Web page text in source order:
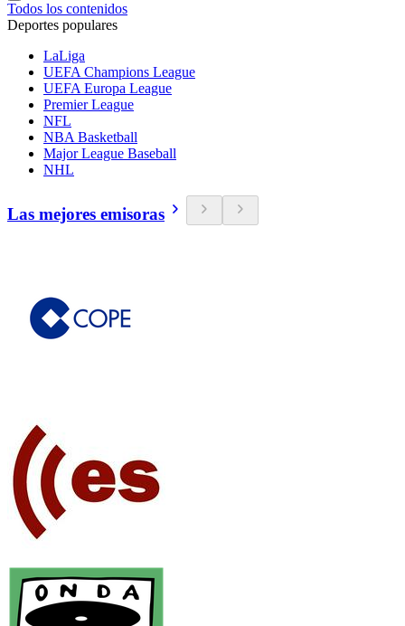
Todos los contenidos
Deportes populares
LaLiga
UEFA Champions League
UEFA Europa League
Premier League
NFL
NBA Basketball
Major League Baseball
NHL
Las mejores emisoras